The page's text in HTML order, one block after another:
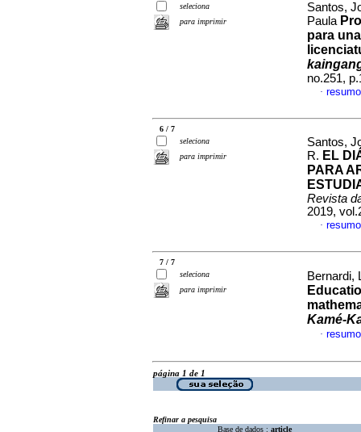
seleciona
para imprimir
Santos,
Paula
para
no.251,
·
6 / 7
seleciona
para imprimir
Santos,
R. EL
PARA
Revista
2019,
·
7 / 7
seleciona
para imprimir
Bernardi,
Kamé-
·
página 1 de 1
Refinar a pesquisa
Base de dados : article